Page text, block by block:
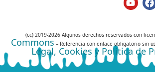
(cc) 2019-2026 Algunos derechos reservados con
Commons – Referencia con enlace obligatorio sin
Legal, Cookies y Política de